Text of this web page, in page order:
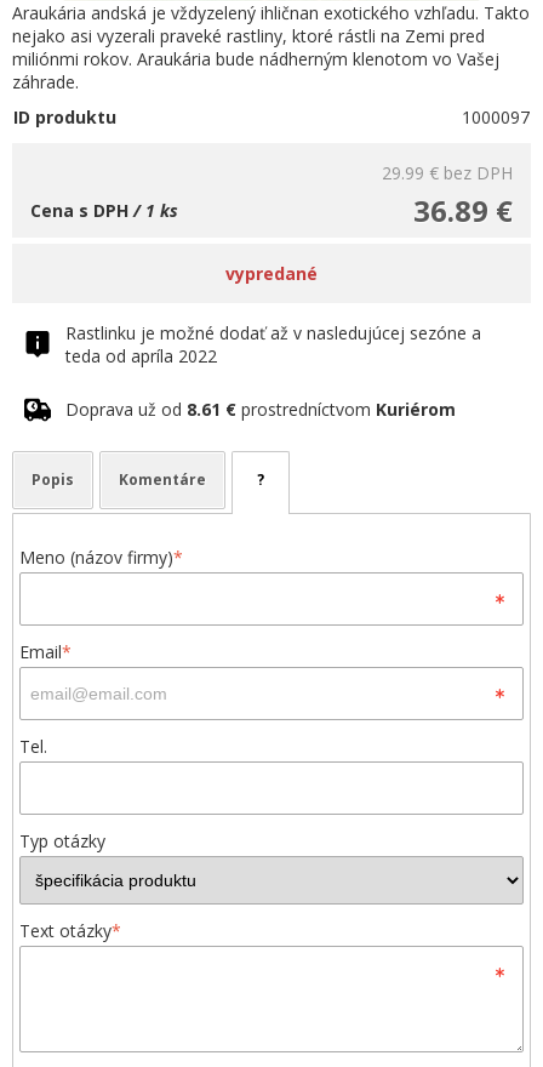
Araukária andská je vždyzelený ihličnan exotického vzhľadu. Takto
nejako asi vyzerali praveké rastliny, ktoré rástli na Zemi pred
miliónmi rokov. Araukária bude nádherným klenotom vo Vašej
záhrade.
ID produktu
1000097
29.99 € bez DPH
36.89 €
Cena s DPH/ 1 ks
vypredané
Rastlinku je možné dodať až v nasledujúcej sezóne a
teda od apríla 2022
Doprava už od 8.61 € prostredníctvom Kuriérom
Popis Komentáre ?
Meno (názov firmy)*
Email*
Tel.
Typ otázky
Text otázky*